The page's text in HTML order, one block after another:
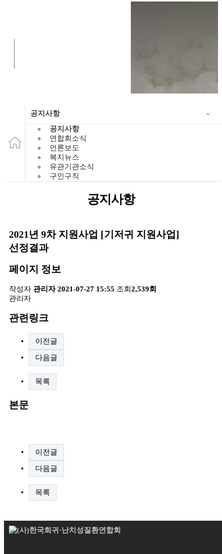
공지사항
공지사항
연합회소식
언론보도
복지뉴스
유관기관소식
구인구직
공지사항
2021년 9차 지원사업 [기저귀 지원사업]
선정결과
페이지 정보
작성자 관리자 2021-07-27 15:55 조회 2,539회
관리자
관련링크
이전글
다음글
목록
본문
이전글
다음글
목록